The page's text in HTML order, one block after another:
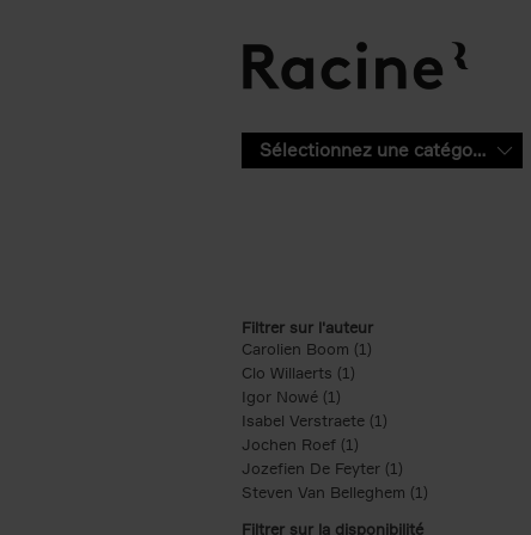
Sélectionnez une catégorie
Filtrer sur l'auteur
Carolien Boom (1)
Clo Willaerts (1)
Igor Nowé (1)
Isabel Verstraete (1) Apply Isabel
Jochen Roef (1)
Jozefien De Feyter (1) Apply Jozefien
Steven Van Belleghem (1) Apply
Filtrer sur la disponibilité